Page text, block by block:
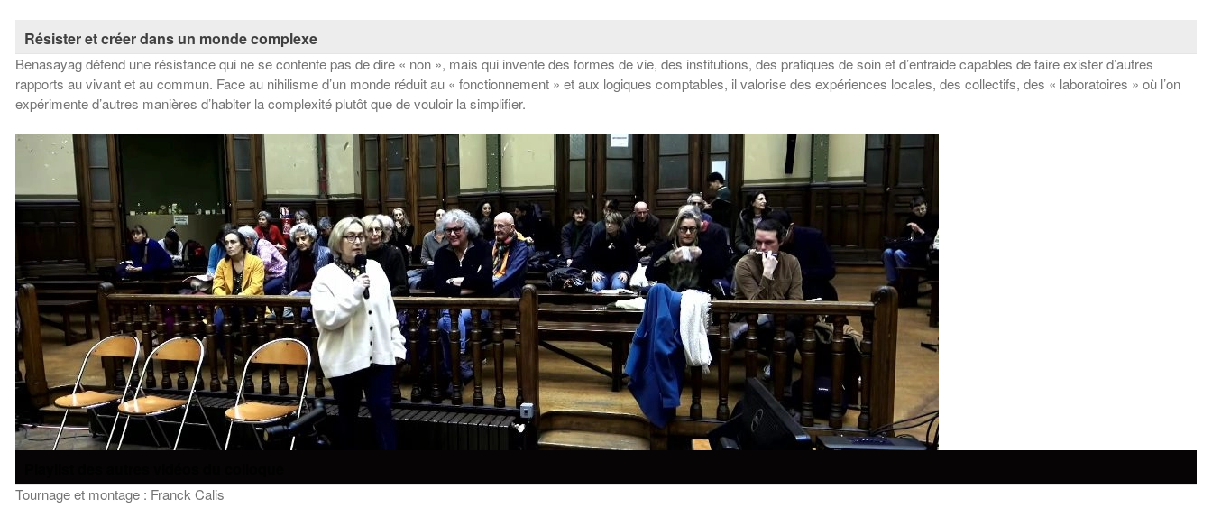
Résister et créer dans un monde complexe
Benasayag défend une résistance qui ne se contente pas de dire « non », mais qui invente des formes de vie, des institutions, des pratiques de soin et d’entraide capables de faire exister d’autres
rapports au vivant et au commun. Face au nihilisme d’un monde réduit au « fonctionnement » et aux logiques comptables, il valorise des expériences locales, des collectifs, des « laboratoires » où l’on
expérimente d’autres manières d’habiter la complexité plutôt que de vouloir la simplifier.
Tournage et montage : Franck Calis